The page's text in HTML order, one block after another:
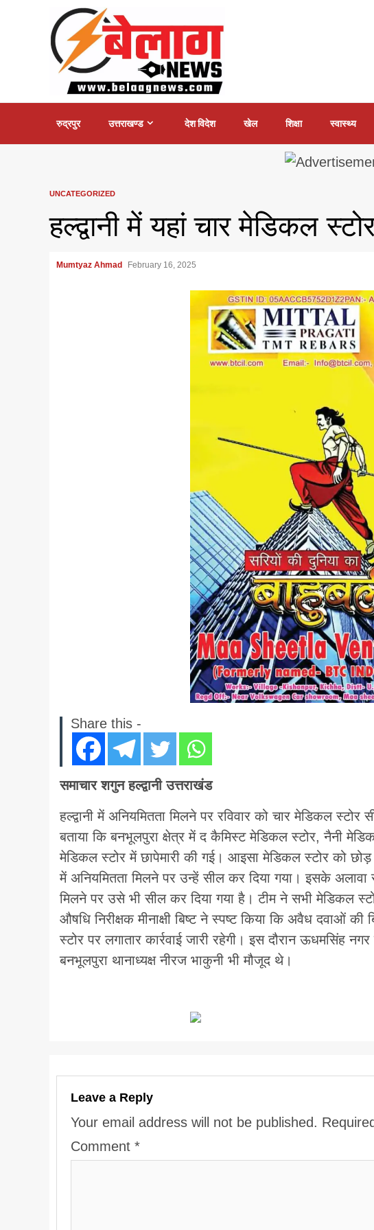
रुद्रपुर उत्तराखण्ड देश विदेश खेल शिक्षा स्वास्थ्य
UNCATEGORIZED
हल्द्वानी में यहां चार मेडिकल
Mumtyaz Ahmad February 16, 2025
Share this -
समाचार शगुन हल्द्वानी उत्तराखंड
हल्द्वानी में अनियमितता मिलने पर रविवार को चार मेडिकल स्टोर
बताया कि बनभूलपुरा क्षेत्र में द कैमिस्ट मेडिकल स्टोर, नैनी
मेडिकल स्टोर में छापेमारी की गई। आइसा मेडिकल स्टोर को
में अनियमितता मिलने पर उन्हें सील कर दिया गया। इसके अलावा
मिलने पर उसे भी सील कर दिया गया है। टीम ने सभी मेडिकल
औषधि निरीक्षक मीनाक्षी बिष्ट ने स्पष्ट किया कि अवैध दवाओं
स्टोर पर लगातार कार्रवाई जारी रहेगी। इस दौरान ऊधमसिंह
बनभूलपुरा थानाध्यक्ष नीरज भाकुनी भी मौजूद थे।
Leave a Reply
Your email address will not be published.
Comment *